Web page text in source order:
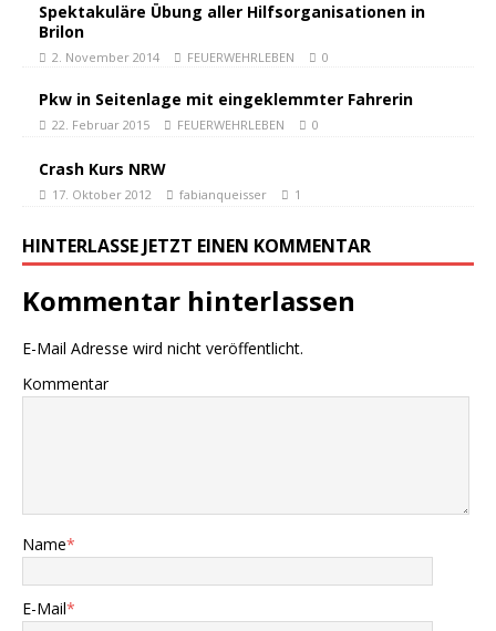
Spektakuläre Übung aller Hilfsorganisationen in
Brilon
2. November 2014 FEUERWEHRLEBEN 0
Pkw in Seitenlage mit eingeklemmter Fahrerin
22. Februar 2015 FEUERWEHRLEBEN 0
Crash Kurs NRW
17. Oktober 2012 fabianqueisser 1
HINTERLASSE JETZT EINEN KOMMENTAR
Kommentar hinterlassen
E-Mail Adresse wird nicht veröffentlicht.
Kommentar
Name*
E-Mail*